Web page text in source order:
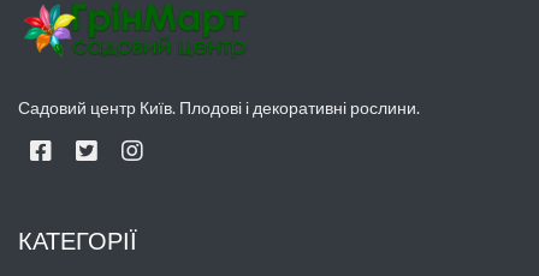
Садовий центр Київ. Плодові і декоративні рослини.
КАТЕГОРІЇ